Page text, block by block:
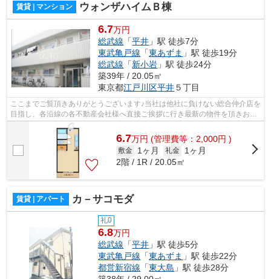
賃貸 | マンション ウォンザハイムＢ棟
6.7万円
総武線 「平井 」駅 徒歩7分
東武亀戸線 「東あずま 」駅 徒歩19分
総武線 「新小岩 」駅 徒歩24分
築39年 / 20.05㎡
東京都江戸川区平井５丁目
ここまでご覧頂きありがとうございます♪当社は他社に負けない総合仲介店を
目指し、各沿線の各不動産会社様へ直接ご挨拶に行き最新の物件を頂きお客
様へ提供しております！最新の情報は...
6.7万円 (管理費等：2,000円 )
敷金 1ヶ月 礼金
1ヶ月
2階 / 1R / 20.05㎡
賃貸 | アパート カ－サコモダ
礼0
6.8万円
総武線 「平井 」駅 徒歩5分
東武亀戸線 「東あずま 」駅 徒歩22分
都営新宿線 「東大島 」駅 徒歩28分